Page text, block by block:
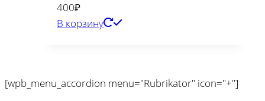
400₽
В корзину
[wpb_menu_accordion menu="Rubrikator" icon="+"]